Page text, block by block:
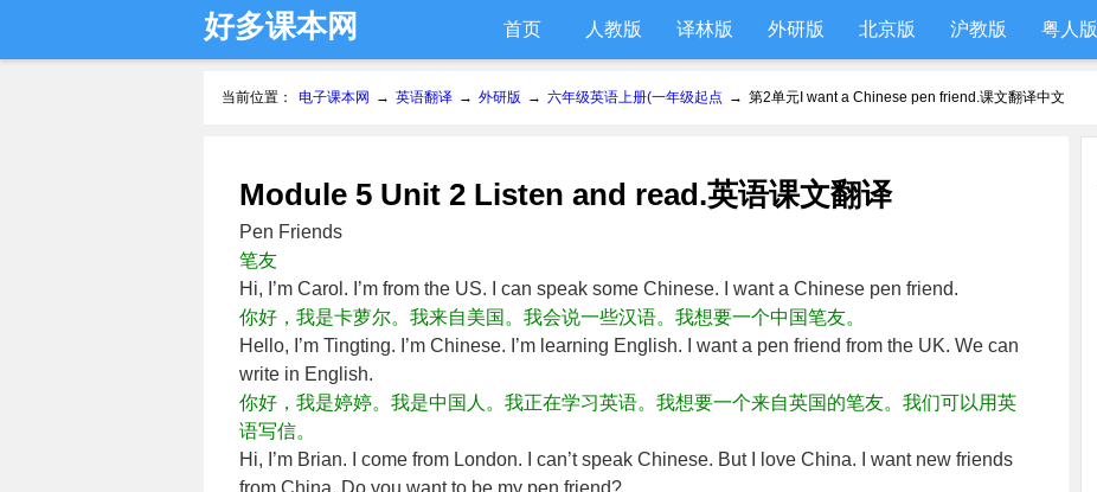
好多课本网 首页 人教版 译林版 外研版 北京版 沪教版 粤人版
当前位置： 电子课本网 → 英语翻译 → 外研版 → 六年级英语上册(一年级起点 → 第2单元I want a Chinese pen friend.课文翻译中文
Module 5 Unit 2 Listen and read.英语课文翻译
Pen Friends
笔友
Hi, I’m Carol. I’m from the US. I can speak some Chinese. I want a Chinese pen friend.
你好，我是卡萝尔。我来自美国。我会说一些汉语。我想要一个中国笔友。
Hello, I’m Tingting. I’m Chinese. I’m learning English. I want a pen friend from the UK. We can
write in English.
你好，我是婷婷。我是中国人。我正在学习英语。我想要一个来自英国的笔友。我们可以用英
语写信。
Hi, I’m Brian. I come from London. I can’t speak Chinese. But I love China. I want new friends
from China. Do you want to be my pen friend?